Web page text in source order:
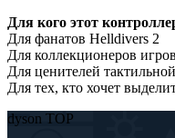
Для кого этот
Для фанатов Helldivers 2
Для коллекционеров
Для ценителей
Для тех, кто хочет
dyson TOP